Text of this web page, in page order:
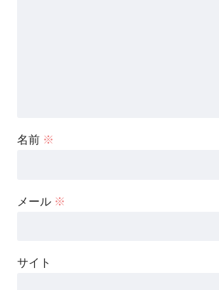
名前 ※
メール ※
サイト